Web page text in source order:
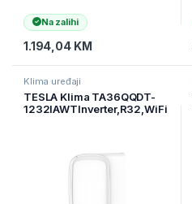
Na zalihi
1.194,04 KM
Klima uređaji
TESLA Klima TA36QQDT-
1232IAWTInverter,R32,WiFi